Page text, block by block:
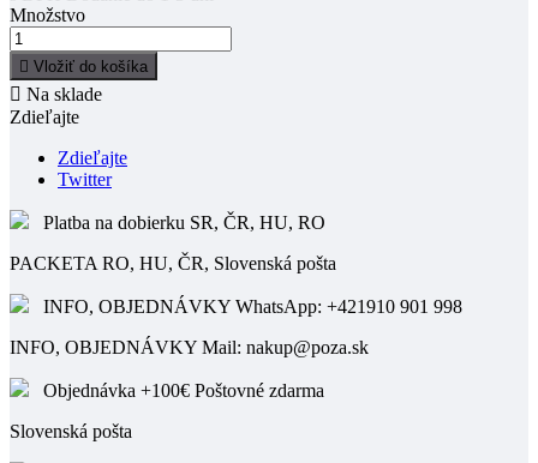
Množstvo
 Vložiť do košíka
 Na sklade
Zdieľajte
Zdieľajte
Twitter
Platba na dobierku SR, ČR, HU, RO
PACKETA RO, HU, ČR, Slovenská pošta
INFO, OBJEDNÁVKY WhatsApp: +421910 901 998
INFO, OBJEDNÁVKY Mail: nakup@poza.sk
Objednávka +100€ Poštovné zdarma
Slovenská pošta